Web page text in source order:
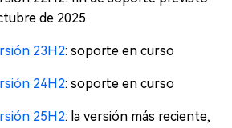
de 2025
23H2: soporte en curso
24H2: soporte en curso
25H2: la versión más reciente,